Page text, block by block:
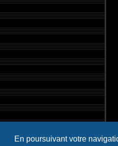
En poursuivant votre